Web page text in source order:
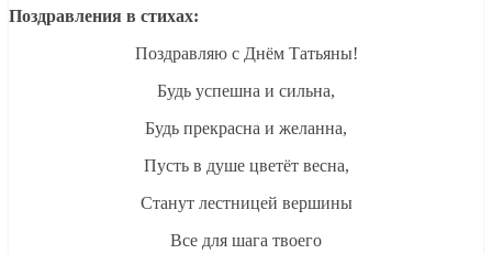
Поздравления в стихах:
Поздравляю с Днём Татьяны!
Будь успешна и сильна,
Будь прекрасна и желанна,
Пусть в душе цветёт весна,
Станут лестницей вершины
Все для шага твоего